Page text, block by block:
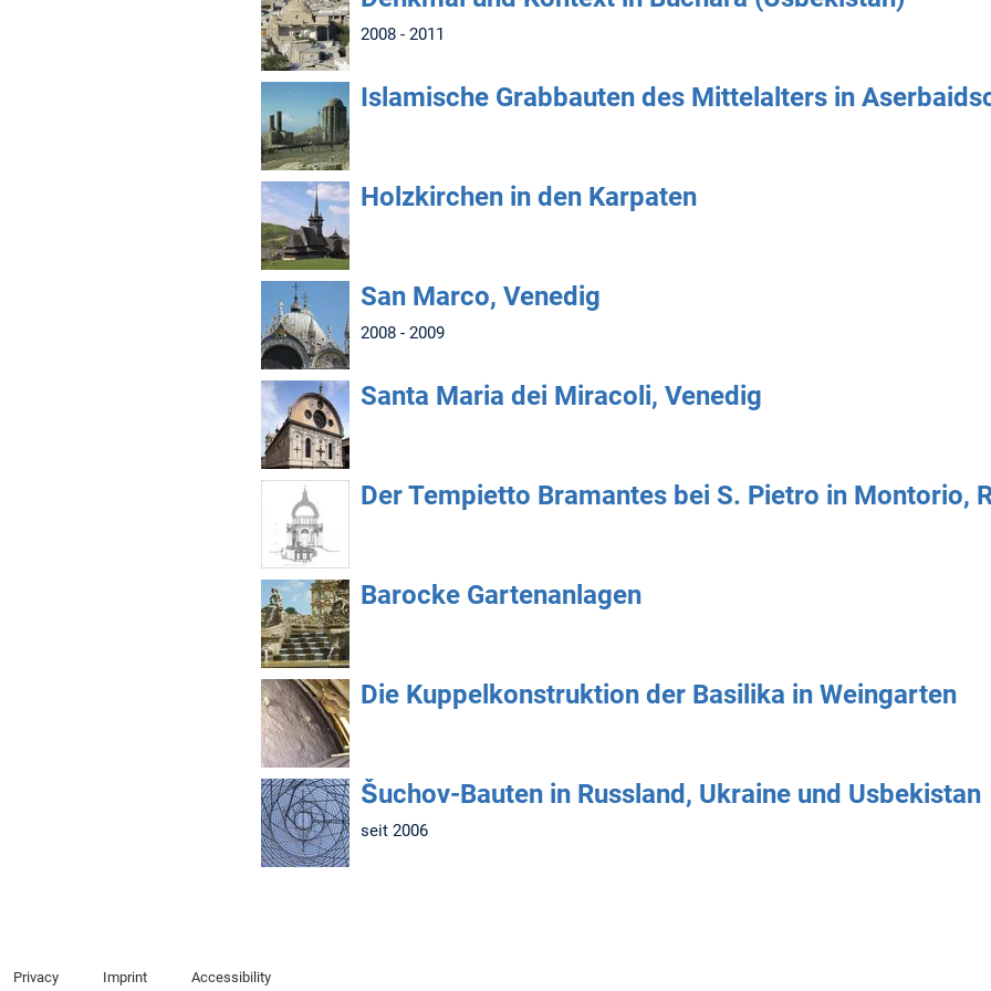
2008 - 2011
Islamische Grabbauten des Mittelalters in
Holzkirchen in den Karpaten
San Marco, Venedig
2008 - 2009
Santa Maria dei Miracoli, Venedig
Der Tempietto Bramantes bei S. Pietro in Montorio,
Barocke Gartenanlagen
Die Kuppelkonstruktion der Basilika in Weingarten
Šuchov-Bauten in Russland, Ukraine und Usbekistan
seit 2006
Privacy Imprint Accessibility